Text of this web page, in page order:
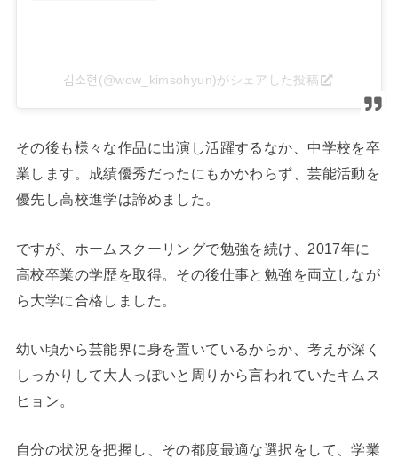
김소현(@wow_kimsohyun)がシェアした投稿
その後も様々な作品に出演し活躍するなか、中学校を卒
業します。成績優秀だったにもかかわらず、芸能活動を
優先し高校進学は諦めました。
ですが、ホームスクーリングで勉強を続け、2017年に
高校卒業の学歴を取得。その後仕事と勉強を両立しなが
ら大学に合格しました。
幼い頃から芸能界に身を置いているからか、考えが深く
しっかりして大人っぽいと周りから言われていたキムス
ヒョン。
自分の状況を把握し、その都度最適な選択をして、学業